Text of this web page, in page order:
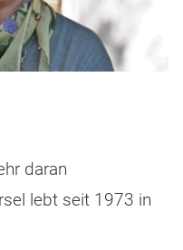
daran
lebt seit 1973 in